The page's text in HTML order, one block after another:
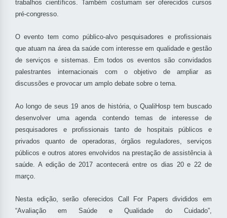
trabalhos científicos. Também costumam ser oferecidos cursos
pré-congresso.
O evento tem como público-alvo pesquisadores e profissionais
que atuam na área da saúde com interesse em qualidade e gestão
de serviços e sistemas. Em todos os eventos são convidados
palestrantes internacionais com o objetivo de ampliar as
discussões e provocar um amplo debate sobre o tema.
Ao longo de seus 19 anos de história, o QualiHosp tem buscado
desenvolver uma agenda contendo temas de interesse de
pesquisadores e profissionais tanto de hospitais públicos e
privados quanto de operadoras, órgãos reguladores, serviços
públicos e outros atores envolvidos na prestação de assistência à
saúde. A edição de 2017 acontecerá entre os dias 20 e 22 de
março.
Nesta edição, serão oferecidos Call For Papers divididos em
“Avaliação em Saúde e Qualidade do Cuidado”,